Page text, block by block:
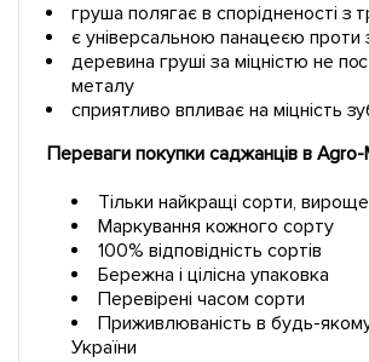
груша полягає в спорідненості з
є універсальною панацеєю проти
деревина груші за міцністю не
металу
сприятливо впливає на міцність
Переваги покупки саджанців в
Тільки найкращі сорти,
Маркування кожного сорту
100% відповідність сортів
Бережна і цілісна упаковка
Перевірені часом сорти
Приживлюваність в будь-якому
України